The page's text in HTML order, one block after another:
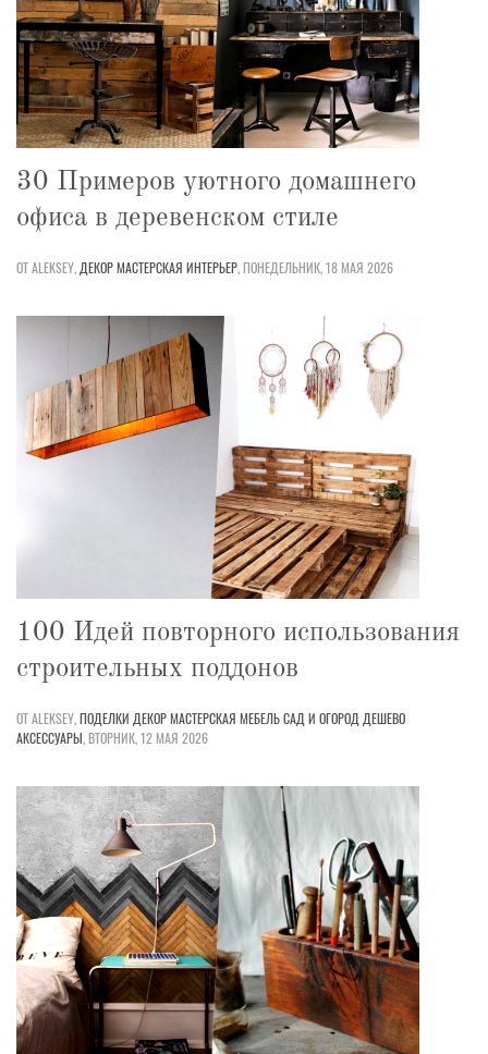
30 Примеров уютного домашнего
офиса в деревенском стиле
ОТ ALEKSEY, ДЕКОРМАСТЕРСКАЯ ИНТЕРЬЕР,ПОНЕДЕЛЬНИК, 18 МАЯ 2026
100 Идей повторного использования
строительных поддонов
ОТ ALEKSEY,ПОДЕЛКИ ДЕКОРМАСТЕРСКАЯ МЕБЕЛЬСАД И ОГОРОД ДЕШЕВО
АКСЕССУАРЫ,ВТОРНИК, 12 МАЯ 2026